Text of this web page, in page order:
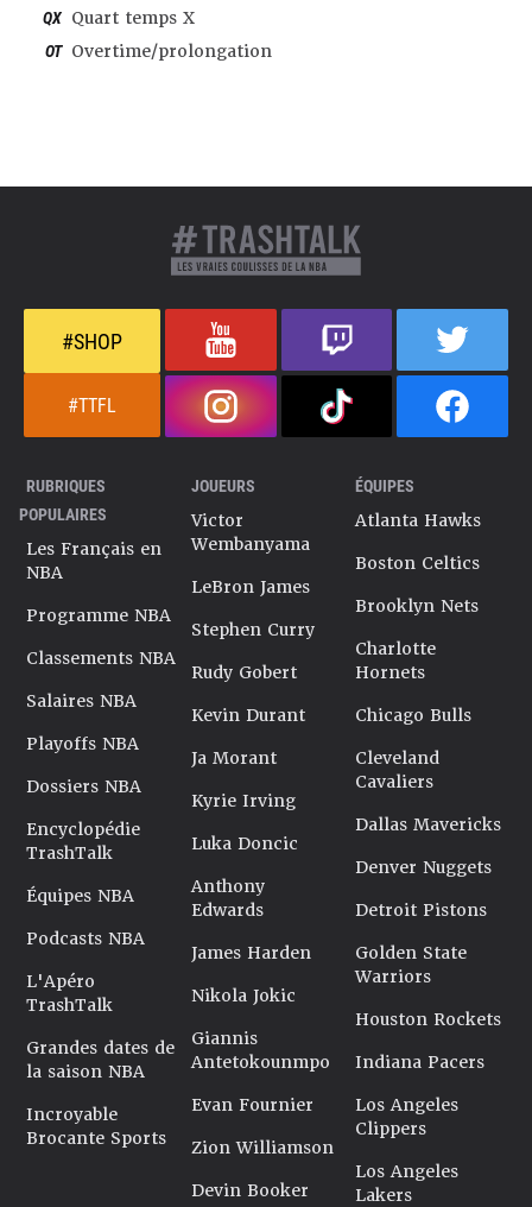
QX Quart temps X
OT Overtime/prolongation
#SHOP
#TTFL
RUBRIQUES
POPULAIRES
Les Français en
NBA
Programme NBA
Classements NBA
Salaires NBA
Playoffs NBA
Dossiers NBA
Encyclopédie
TrashTalk
Équipes NBA
Podcasts NBA
L'Apéro
TrashTalk
Grandes dates de
la saison NBA
Incroyable
Brocante Sports
JOUEURS
Victor
Wembanyama
LeBron James
Stephen Curry
Rudy Gobert
Kevin Durant
Ja Morant
Kyrie Irving
Luka Doncic
Anthony
Edwards
James Harden
Nikola Jokic
Giannis
Antetokounmpo
Evan Fournier
Zion Williamson
Devin Booker
ÉQUIPES
Atlanta Hawks
Boston Celtics
Brooklyn Nets
Charlotte
Hornets
Chicago Bulls
Cleveland
Cavaliers
Dallas Mavericks
Denver Nuggets
Detroit Pistons
Golden State
Warriors
Houston Rockets
Indiana Pacers
Los Angeles
Clippers
Los Angeles
Lakers